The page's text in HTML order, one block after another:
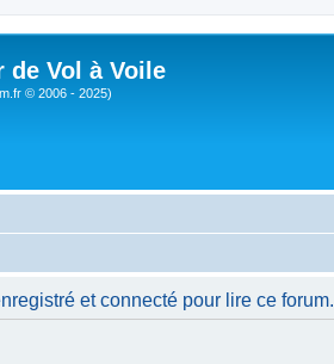
de Vol à Voile
© 2006 - 2025)
et connecté pour lire ce forum.